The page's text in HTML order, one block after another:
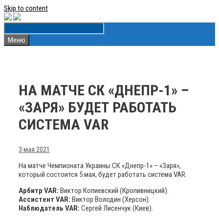
Skip to content
Меню
НА МАТЧЕ СК «ДНЕПР-1» –
«ЗАРЯ» БУДЕТ РАБОТАТЬ
СИСТЕМА VAR
3 мая 2021
На матче Чемпионата Украины СК «Днепр-1» – «Заря»,
который состоится 5 мая, будет работать система VAR.
Арбитр VAR: Виктор Копиевский (Кропивницкий).
Ассистент VAR: Виктор Володин (Херсон).
Наблюдатель VAR: Сергей Лисенчук (Киев).